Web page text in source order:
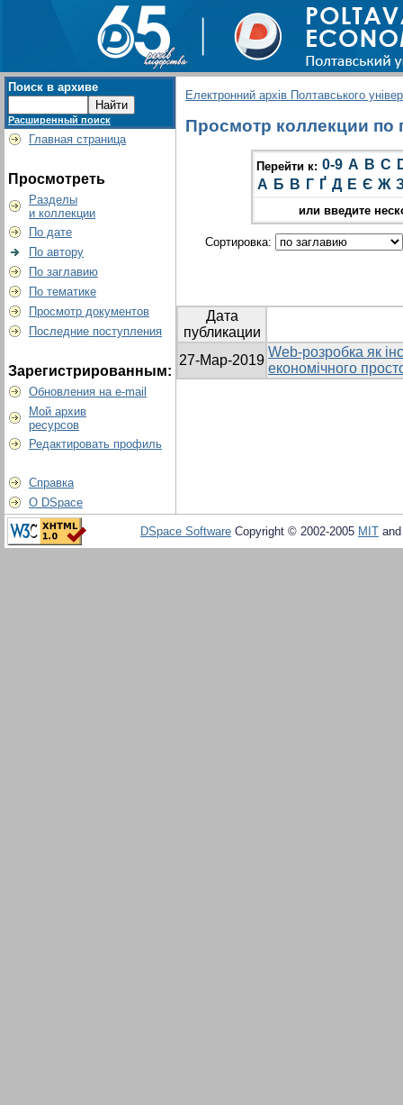
Поиск в архиве
Расширенный поиск
Главная страница
Просмотреть
Разделы
и коллекции
По дате
По автору
По заглавию
По тематике
Просмотр документов
Последние поступления
Зарегистрированным:
Обновления на e-mail
Мой архив
ресурсов
Редактировать профиль
Справка
О DSpace
Електронний архів Полтавського
Просмотр коллекции по
Перейти к: 0-9 A B C
А Б В Г Ґ Д Е Є Ж
или введите
Сортировка:
Дата
публикации
27-Мар-2019
Web-розробка як
економічного
DSpace Software Copyright © 2002-2005 MIT